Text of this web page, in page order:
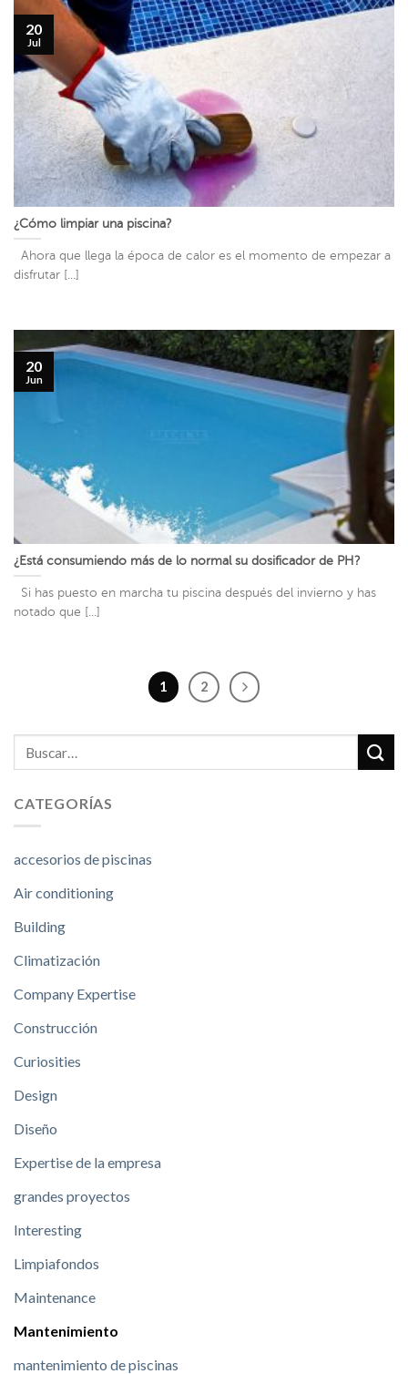
¿Cómo limpiar una piscina?
Ahora que llega la época de calor es el momento de empezar a
disfrutar [...]
20
Jul
¿Está consumiendo más de lo normal su dosificador de PH?
Si has puesto en marcha tu piscina después del invierno y has
notado que [...]
20
Jun
1 2
CATEGORÍAS
accesorios de piscinas
Air conditioning
Building
Climatización
Company Expertise
Construcción
Curiosities
Design
Diseño
Expertise de la empresa
grandes proyectos
Interesting
Limpiafondos
Maintenance
Mantenimiento
mantenimiento de piscinas